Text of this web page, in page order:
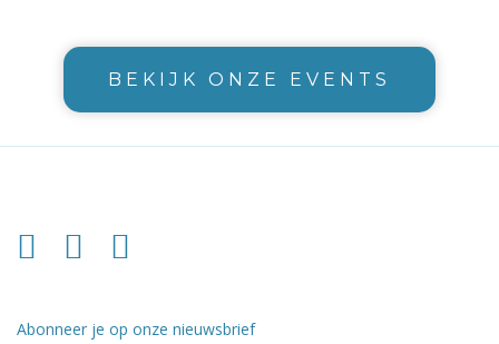
BEKIJK ONZE EVENTS
Abonneer je op onze nieuwsbrief